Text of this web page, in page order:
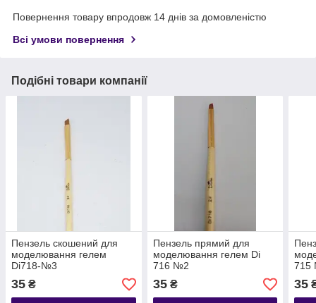
Повернення товару впродовж 14 днів за домовленістю
Всі умови повернення
Подібні товари компанії
Пензель скошений для
моделювання гелем
Di718-№3
35 ₴
Пензель прямий для
моделювання гелем Di
716 №2
35₴
715
35